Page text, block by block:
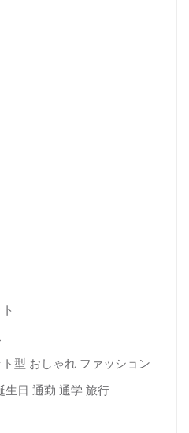
型 おしゃれ ファッション
生日 通勤 通学 旅行